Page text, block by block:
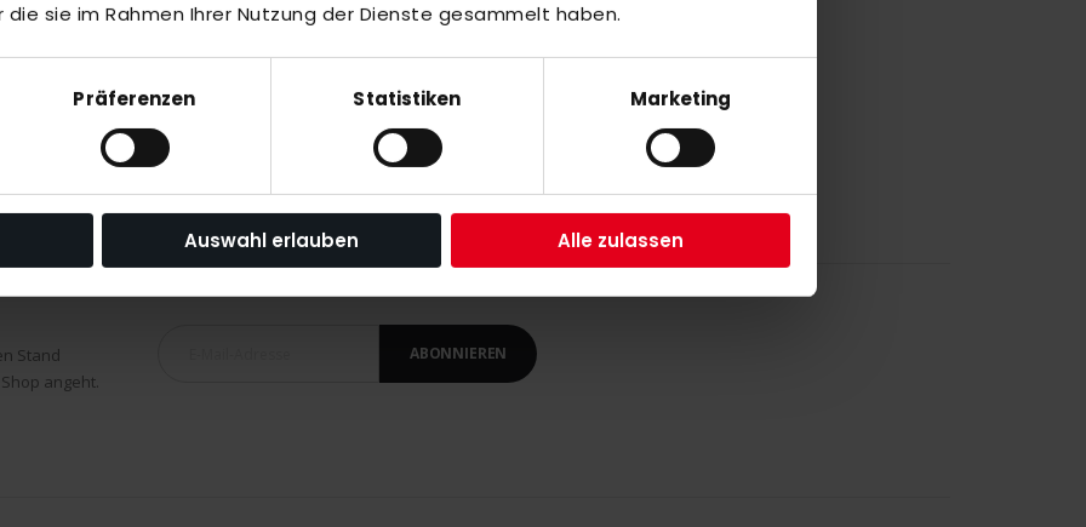
sie im Rahmen Ihrer Nutzung der Dienste gesammelt haben.
Präferenzen Statistiken Marketing
Auswahl erlauben Alle zulassen
Stand
angeht.
ABONNIEREN